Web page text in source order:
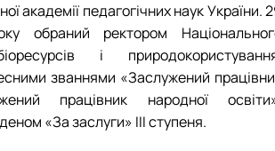
академії педагогічних наук України.
обраний ректором
і
званнями «Заслужений
працівник народної
«За заслуги» III ступеня.